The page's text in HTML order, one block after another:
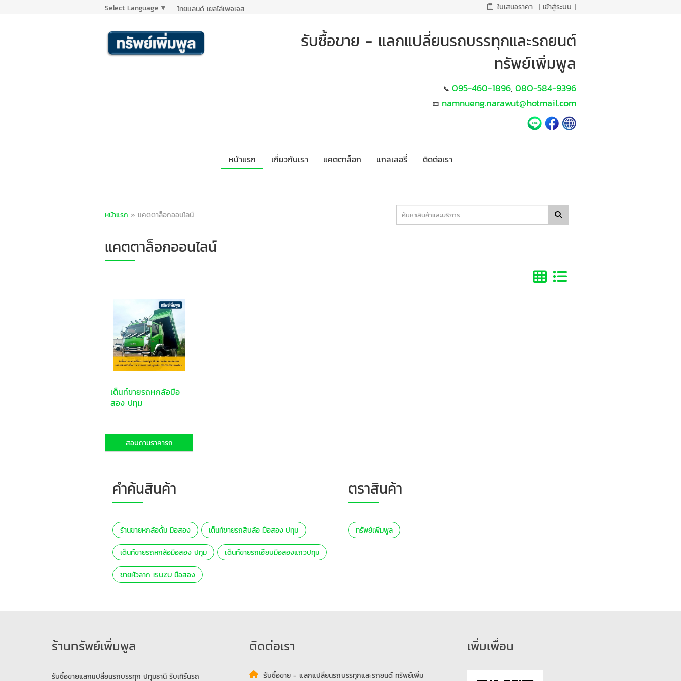
Select Language ▼ ไทยแลนด์ เยลโล่เพจเจส ใบเสนอราคา | เข้าสู่ระบบ |
รับซื้อขาย - แลกแปลี่ยนรถบรรทุกและรถยนต์
ทรัพย์เพิ่มพูล
095-460-1896, 080-584-9396
namnueng.narawut@hotmail.com
หน้าแรก เกี่ยวกับเรา แคตตาล็อก แกลเลอรี่ ติดต่อเรา
หน้าแรก » แคตตาล็อกออนไลน์
แคตตาล็อกออนไลน์
เต็นท์ขายรถหกล้อมือ
สอง ปทุม
สอบถามราคารถ
คำค้นสินค้า
ร้านขายหกล้อดั้ม มือสอง เต็นท์ขายรถสิบล้อ มือสอง ปทุม
เต็นท์ขายรถหกล้อมือสอง ปทุม เต็นท์ขายรถเฮ๊ยบมือสองแถวปทุม
ขายหัวลาก ISUZU มือสอง
ตราสินค้า
ทรัพย์เพิ่มพูล
ร้านทรัพย์เพิ่มพูล
รับซื้อขายแลกแปลี่ยนรถบรรทุก ปทุมธานี รับเทิร์นรถ
ติดต่อเรา
รับซื้อขาย - แลกแปลี่ยนรถบรรทุกและรถยนต์ ทรัพย์เพิ่ม
เพิ่มเพื่อน